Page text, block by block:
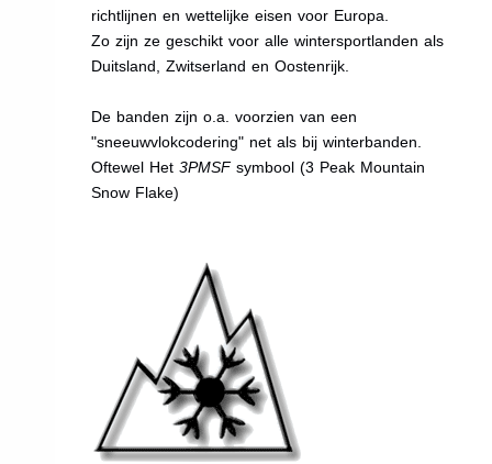
richtlijnen en wettelijke eisen voor Europa.
Zo zijn ze geschikt voor alle wintersportlanden als
Duitsland, Zwitserland en Oostenrijk.
De banden zijn o.a. voorzien van een
"sneeuwvlokcodering" net als bij winterbanden.
Oftewel Het3PMSFsymbool (3 Peak Mountain
Snow Flake)